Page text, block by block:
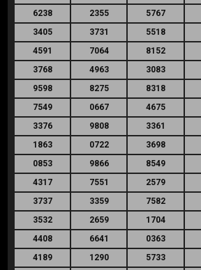
6238
2355 5767
3405
3731 5518
4591
7064 8152
3768
4963 3083
9598
8275 8318
7549
0667 4675
3376
9808 3361
1863
0722 3698
0853
9866 8549
4317
7551 2579
3737
3359 7582
3532
2659 1704
4408
6641 0363
4189
1290 5733